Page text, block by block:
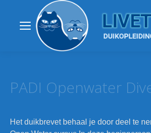
PADI Openwater
Het duikbrevet behaal je door deel te